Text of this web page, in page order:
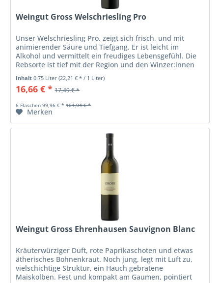
Weingut Gross Welschriesling Pro
Unser Welschriesling Pro. zeigt sich frisch, und mit
animierender Säure und Tiefgang. Er ist leicht im
Alkohol und vermittelt ein freudiges Lebensgefühl. Die
Rebsorte ist tief mit der Region und den Winzer:innen
verwurzelt.
Inhalt0.75 Liter(22,21 € * / 1 Liter)
16,66 € * 17,49 € *
6 Flaschen 99,96 € * 104,94 € *
Merken
Weingut Gross Ehrenhausen Sauvignon Blanc
Kräuterwürziger Duft, rote Paprikaschoten und etwas
ätherisches Bohnenkraut. Noch jung, legt mit Luft zu,
vielschichtige Struktur, ein Hauch gebratene
Maiskolben. Fest und kompakt am Gaumen, pointiert